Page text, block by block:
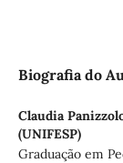
Biografia do
Claudia
(UNIFESP)
Graduação em